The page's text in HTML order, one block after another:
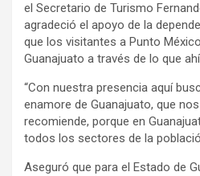
el Secretario de Turismo
agradeció el apoyo de la
que los visitantes a Punto
Guanajuato a través de lo que
“Con nuestra presencia aquí
enamore de Guanajuato, que
recomiende, porque en
todos los sectores de la
Aseguró que para el Estado de